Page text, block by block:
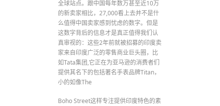
全球站点。跟中国每年数万甚至近10万
的新卖家相比，27,000看上去并不是什
么值得中国卖家感到忧虑的数字。但是
这数字背后的信息才是真正值得我们认
真审视的：这些2年前就被招募的印度卖
家来自印度广泛的零售商业巨头圈，比
如Tata集团,它正在为亚马逊的消费者们
提供其名下的包括著名手表品牌Titan，
小的如像The
Boho Street这样专注提供印度特色的素